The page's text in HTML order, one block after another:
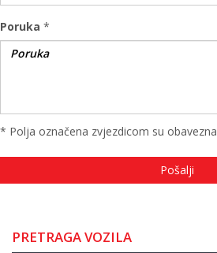
Poruka *
* Polja označena zvjezdicom su obavezna
PRETRAGA VOZILA